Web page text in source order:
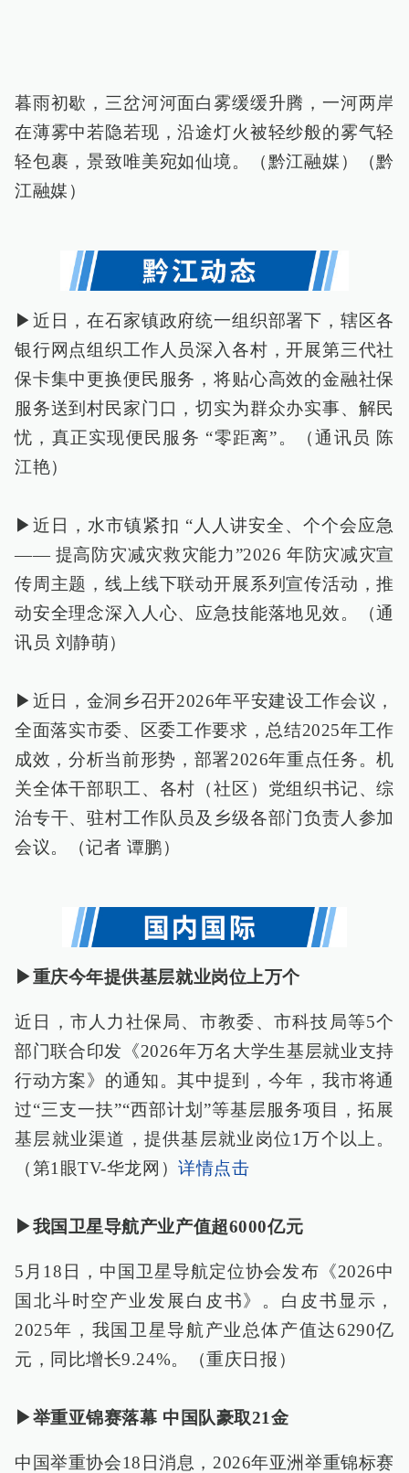
暮雨初歇，三岔河河面白雾缓缓升腾，一河两岸
在薄雾中若隐若现，沿途灯火被轻纱般的雾气轻
轻包裹，景致唯美宛如仙境。（黔江融媒）（黔
江融媒）
▶近日，在石家镇政府统一组织部署下，辖区各
银行网点组织工作人员深入各村，开展第三代社
保卡集中更换便民服务，将贴心高效的金融社保
服务送到村民家门口，切实为群众办实事、解民
忧，真正实现便民服务 “零距离”。（通讯员 陈
江艳）
▶近日，水市镇紧扣 “人人讲安全、个个会应急
—— 提高防灾减灾救灾能力”2026 年防灾减灾宣
传周主题，线上线下联动开展系列宣传活动，推
动安全理念深入人心、应急技能落地见效。（通
讯员 刘静萌）
▶近日，金洞乡召开2026年平安建设工作会议，
全面落实市委、区委工作要求，总结2025年工作
成效，分析当前形势，部署2026年重点任务。机
关全体干部职工、各村（社区）党组织书记、综
治专干、驻村工作队员及乡级各部门负责人参加
会议。（记者 谭鹏）
▶重庆今年提供基层就业岗位上万个
近日，市人力社保局、市教委、市科技局等5个
部门联合印发《2026年万名大学生基层就业支持
行动方案》的通知。其中提到，今年，我市将通
过“三支一扶”“西部计划”等基层服务项目，拓展
基层就业渠道，提供基层就业岗位1万个以上。
（第1眼TV-华龙网）详情点击
▶我国卫星导航产业产值超6000亿元
5月18日，中国卫星导航定位协会发布《2026中
国北斗时空产业发展白皮书》。白皮书显示，
2025年，我国卫星导航产业总体产值达6290亿
元，同比增长9.24%。（重庆日报）
▶举重亚锦赛落幕 中国队豪取21金
中国举重协会18日消息，2026年亚洲举重锦标赛